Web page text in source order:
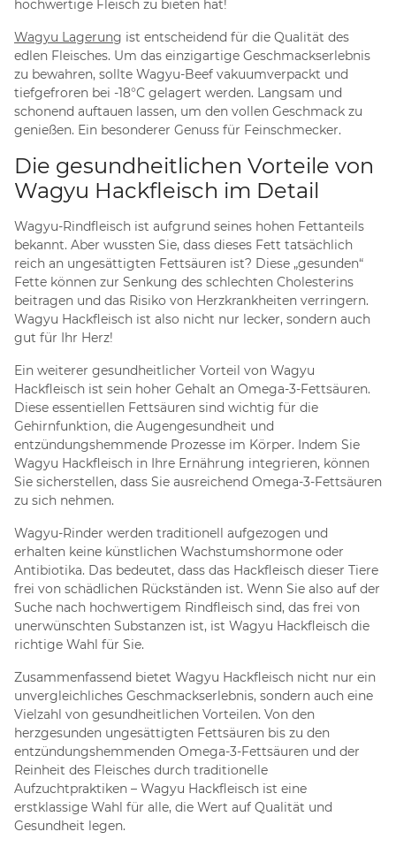
hochwertige Fleisch zu bieten hat!
Wagyu Lagerung ist entscheidend für die Qualität des
edlen Fleisches. Um das einzigartige Geschmackserlebnis
zu bewahren, sollte Wagyu-Beef vakuumverpackt und
tiefgefroren bei -18°C gelagert werden. Langsam und
schonend auftauen lassen, um den vollen Geschmack zu
genießen. Ein besonderer Genuss für Feinschmecker.
Die gesundheitlichen Vorteile von
Wagyu Hackfleisch im Detail
Wagyu-Rindfleisch ist aufgrund seines hohen Fettanteils
bekannt. Aber wussten Sie, dass dieses Fett tatsächlich
reich an ungesättigten Fettsäuren ist? Diese „gesunden“
Fette können zur Senkung des schlechten Cholesterins
beitragen und das Risiko von Herzkrankheiten verringern.
Wagyu Hackfleisch ist also nicht nur lecker, sondern auch
gut für Ihr Herz!
Ein weiterer gesundheitlicher Vorteil von Wagyu
Hackfleisch ist sein hoher Gehalt an Omega-3-Fettsäuren.
Diese essentiellen Fettsäuren sind wichtig für die
Gehirnfunktion, die Augengesundheit und
entzündungshemmende Prozesse im Körper. Indem Sie
Wagyu Hackfleisch in Ihre Ernährung integrieren, können
Sie sicherstellen, dass Sie ausreichend Omega-3-Fettsäuren
zu sich nehmen.
Wagyu-Rinder werden traditionell aufgezogen und
erhalten keine künstlichen Wachstumshormone oder
Antibiotika. Das bedeutet, dass das Hackfleisch dieser Tiere
frei von schädlichen Rückständen ist. Wenn Sie also auf der
Suche nach hochwertigem Rindfleisch sind, das frei von
unerwünschten Substanzen ist, ist Wagyu Hackfleisch die
richtige Wahl für Sie.
Zusammenfassend bietet Wagyu Hackfleisch nicht nur ein
unvergleichliches Geschmackserlebnis, sondern auch eine
Vielzahl von gesundheitlichen Vorteilen. Von den
herzgesunden ungesättigten Fettsäuren bis zu den
entzündungshemmenden Omega-3-Fettsäuren und der
Reinheit des Fleisches durch traditionelle
Aufzuchtpraktiken – Wagyu Hackfleisch ist eine
erstklassige Wahl für alle, die Wert auf Qualität und
Gesundheit legen.